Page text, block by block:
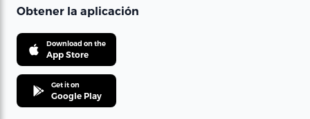
Obtener la aplicación
Download on the
App Store
Get it on
Google Play